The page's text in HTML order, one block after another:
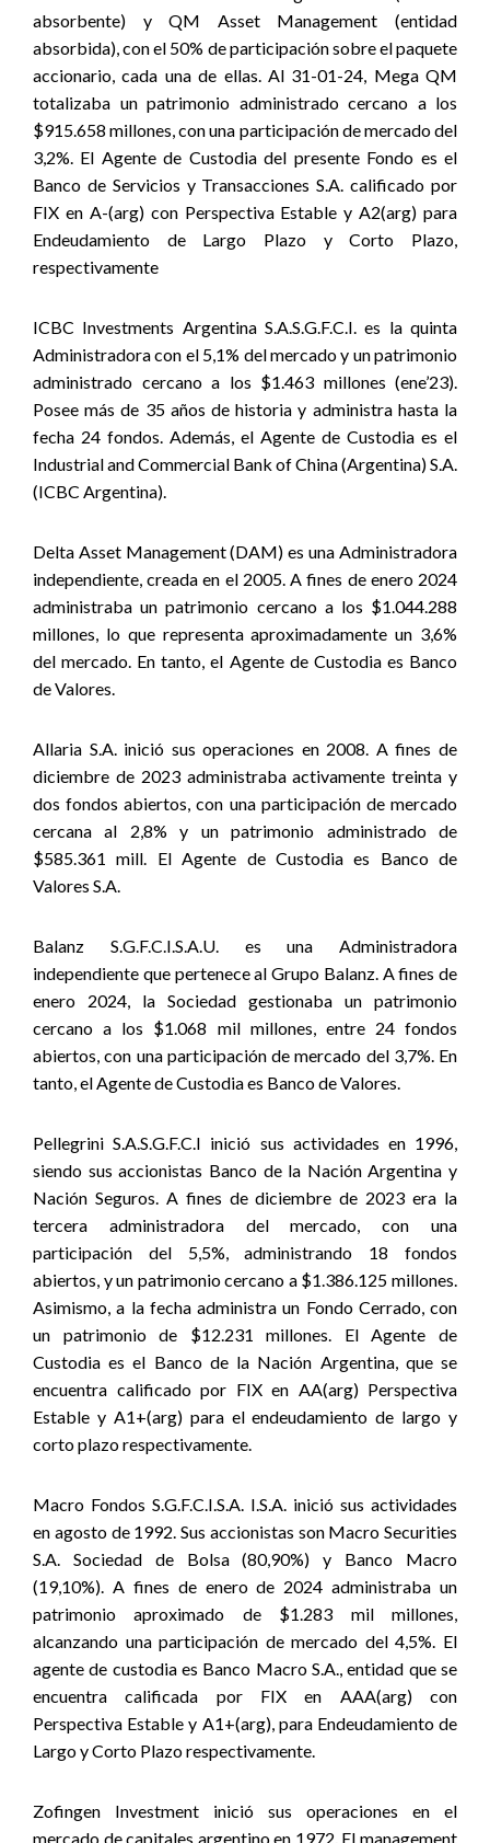
absorbente) y QM Asset Management (entidad
absorbida), con el 50% de participación sobre el paquete
accionario, cada una de ellas. Al 31-01-24, Mega QM
totalizaba un patrimonio administrado cercano a los
$915.658 millones, con una participación de mercado del
3,2%. El Agente de Custodia del presente Fondo es el
Banco de Servicios y Transacciones S.A. calificado por
FIX en A-(arg) con Perspectiva Estable y A2(arg) para
Endeudamiento de Largo Plazo y Corto Plazo,
respectivamente
ICBC Investments Argentina S.A.S.G.F.C.I. es la quinta
Administradora con el 5,1% del mercado y un patrimonio
administrado cercano a los $1.463 millones (ene’23).
Posee más de 35 años de historia y administra hasta la
fecha 24 fondos. Además, el Agente de Custodia es el
Industrial and Commercial Bank of China (Argentina) S.A.
(ICBC Argentina).
Delta Asset Management (DAM) es una Administradora
independiente, creada en el 2005. A fines de enero 2024
administraba un patrimonio cercano a los $1.044.288
millones, lo que representa aproximadamente un 3,6%
del mercado. En tanto, el Agente de Custodia es Banco
de Valores.
Allaria S.A. inició sus operaciones en 2008. A fines de
diciembre de 2023 administraba activamente treinta y
dos fondos abiertos, con una participación de mercado
cercana al 2,8% y un patrimonio administrado de
$585.361 mill. El Agente de Custodia es Banco de
Valores S.A.
Balanz S.G.F.C.I.S.A.U. es una Administradora
independiente que pertenece al Grupo Balanz. A fines de
enero 2024, la Sociedad gestionaba un patrimonio
cercano a los $1.068 mil millones, entre 24 fondos
abiertos, con una participación de mercado del 3,7%. En
tanto, el Agente de Custodia es Banco de Valores.
Pellegrini S.A.S.G.F.C.I inició sus actividades en 1996,
siendo sus accionistas Banco de la Nación Argentina y
Nación Seguros. A fines de diciembre de 2023 era la
tercera administradora del mercado, con una
participación del 5,5%, administrando 18 fondos
abiertos, y un patrimonio cercano a $1.386.125 millones.
Asimismo, a la fecha administra un Fondo Cerrado, con
un patrimonio de $12.231 millones. El Agente de
Custodia es el Banco de la Nación Argentina, que se
encuentra calificado por FIX en AA(arg) Perspectiva
Estable y A1+(arg) para el endeudamiento de largo y
corto plazo respectivamente.
Macro Fondos S.G.F.C.I.S.A. I.S.A. inició sus actividades
en agosto de 1992. Sus accionistas son Macro Securities
S.A. Sociedad de Bolsa (80,90%) y Banco Macro
(19,10%). A fines de enero de 2024 administraba un
patrimonio aproximado de $1.283 mil millones,
alcanzando una participación de mercado del 4,5%. El
agente de custodia es Banco Macro S.A., entidad que se
encuentra calificada por FIX en AAA(arg) con
Perspectiva Estable y A1+(arg), para Endeudamiento de
Largo y Corto Plazo respectivamente.
Zofingen Investment inició sus operaciones en el
mercado de capitales argentino en 1972. El management